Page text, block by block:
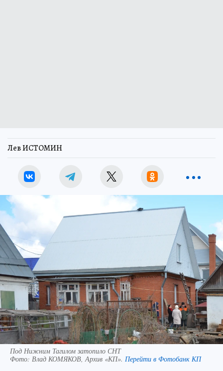
Лев ИСТОМИН
Под Нижним Тагилом затопило СНТ
Фото: Влад КОМЯКОВ, Архив «КП». Перейти в Фотобанк КП